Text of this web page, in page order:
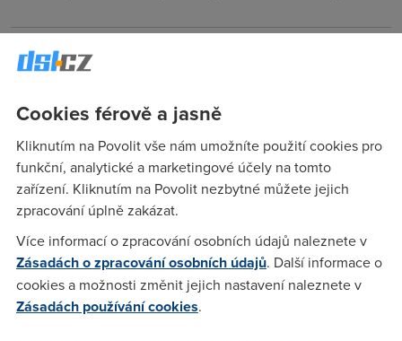
Jirka B(29.9.2004 20:44:17)
spuštění služby", který je přiložen.
Johny(29.9.2004 21:12:09)
Kdyby to tam bylo pro můj modem, tak bych to udělalm ale
co je mi po nějakym zyxelu... Please !
Jirka B(29.9.2004 21:55:42)
Hm, tak to vypadá, že ti omylem poslali návod k nastavení
Cookies férově a jasně
Kliknutím na Povolit vše nám umožníte použití cookies pro
funkční, analytické a marketingové účely na tomto
zařízení. Kliknutím na Povolit nezbytné můžete jejich
zpracování úplně zakázat.
Více informací o zpracování osobních údajů naleznete v
Zásadách o zpracování osobních údajů. Další informace o
cookies a možnosti změnit jejich nastavení naleznete v
Zásadách používání cookies.